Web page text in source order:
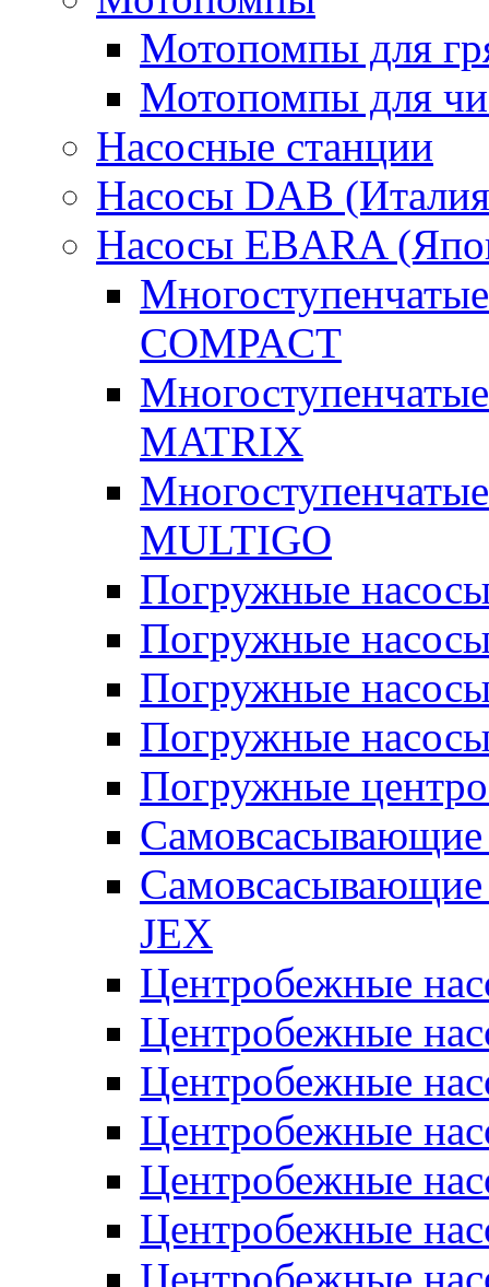
Мотопомпы для
Мотопомпы для
Насосные станции
Насосы DAB
Насосы EBARA
COMPACT
MATRIX
MULTIGO
Погружные
Погружные
Погружные
Погружные
Погружные
Самовсасывающие
Самовсасывающие
JEX
Центробежные
Центробежные
Центробежные
Центробежные
Центробежные
Центробежные
Центробежные